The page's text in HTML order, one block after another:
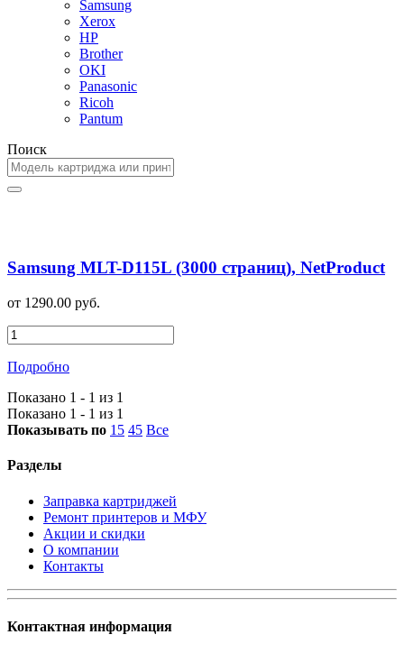
Samsung
Xerox
HP
Brother
OKI
Panasonic
Ricoh
Pantum
Поиск
Samsung MLT-D115L (3000 страниц), NetProduct
от 1290.00 руб.
Подробно
Показано 1 - 1 из 1
Показано 1 - 1 из 1
Показывать по 15 45 Все
Разделы
Заправка картриджей
Ремонт принтеров и МФУ
Акции и скидки
О компании
Контакты
Контактная информация